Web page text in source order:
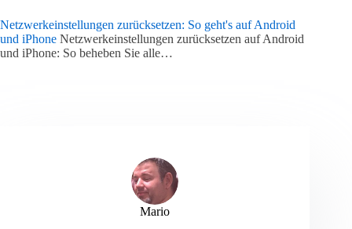
Netzwerkeinstellungen zurücksetzen: So geht's auf Android
und iPhone Netzwerkeinstellungen zurücksetzen auf Android
und iPhone: So beheben Sie alle…
Mario